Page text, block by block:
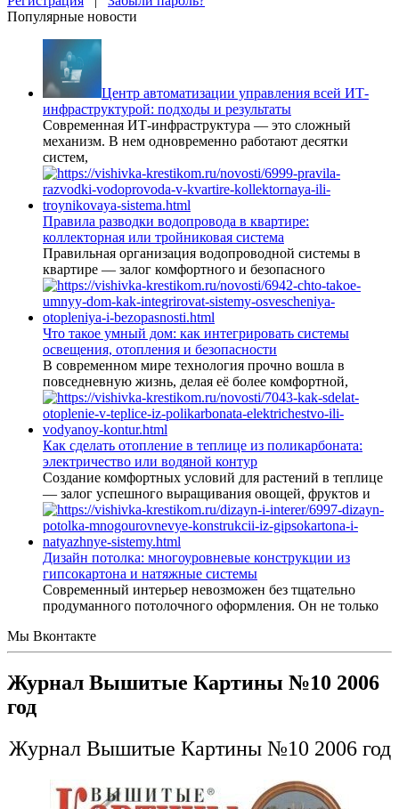
Популярные новости
Центр автоматизации управления всей ИТ-
инфраструктурой: подходы и результаты
Современная ИТ-инфраструктура — это сложный
механизм. В нем одновременно работают десятки
систем,
Правила разводки водопровода в квартире:
коллекторная или тройниковая система
Правильная организация водопроводной системы в
квартире — залог комфортного и безопасного
Что такое умный дом: как интегрировать системы
освещения, отопления и безопасности
В современном мире технология прочно вошла в
повседневную жизнь, делая её более комфортной,
Как сделать отопление в теплице из поликарбоната:
электричество или водяной контур
Создание комфортных условий для растений в теплице
— залог успешного выращивания овощей, фруктов и
Дизайн потолка: многоуровневые конструкции из
гипсокартона и натяжные системы
Современный интерьер невозможен без тщательно
продуманного потолочного оформления. Он не только
Мы Вконтакте
Журнал Вышитые Картины №10 2006
год
Журнал Вышитые Картины №10 2006 год